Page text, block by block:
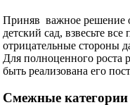
Приняв важное решение
детский сад, взвесьте
отрицательные стороны
Для полноценного роста
быть реализована его
Смежные категории